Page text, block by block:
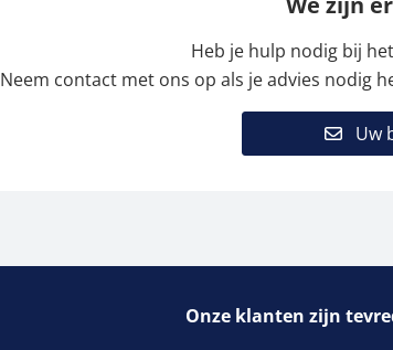
Heb je hulp nodig bij
Neem contact met ons op als je advies nodig
Uw
Onze klanten zijn